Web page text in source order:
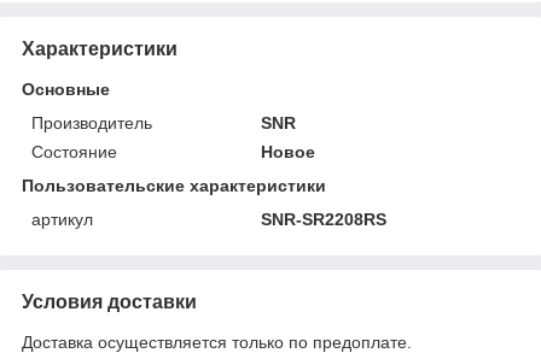
Характеристики
Основные
Производитель
SNR
Состояние
Новое
Пользовательские характеристики
артикул
SNR-SR2208RS
Условия доставки
Доставка осуществляется только по предоплате.